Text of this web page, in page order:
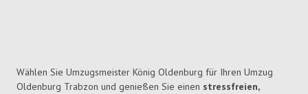
Wählen Sie Umzugsmeister König Oldenburg für Ihren Umzug
Oldenburg Trabzon und genießen Sie einen stressfreien,